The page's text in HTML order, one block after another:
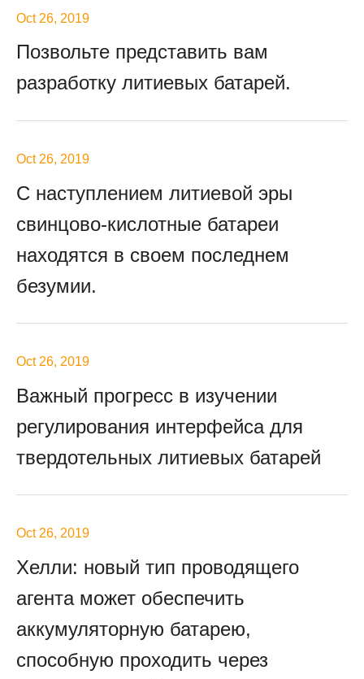
Oct 26, 2019
Позвольте представить вам
разработку литиевых батарей.
Oct 26, 2019
С наступлением литиевой эры
свинцово-кислотные батареи
находятся в своем последнем
безумии.
Oct 26, 2019
Важный прогресс в изучении
регулирования интерфейса для
твердотельных литиевых батарей
Oct 26, 2019
Хелли: новый тип проводящего
агента может обеспечить
аккумуляторную батарею,
способную проходить через